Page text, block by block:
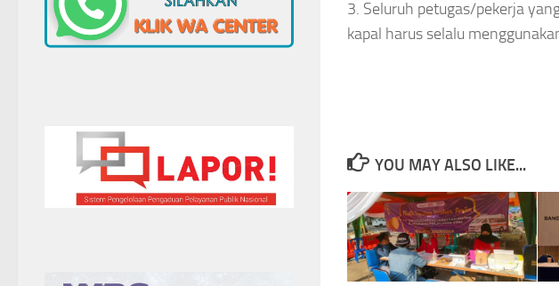
3. Seluruh petugas/pekerja
kapal harus selalu
YOU MAY ALSO LIKE...